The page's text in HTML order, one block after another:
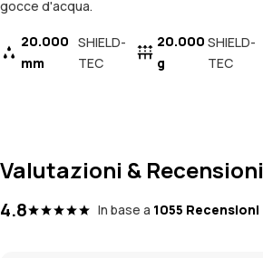
gocce d'acqua.
20.000
mm
SHIELD-
TEC
20.000
g
SHIELD-
TEC
Valutazioni & Recensioni
4.8 In base a 1055 Recensioni